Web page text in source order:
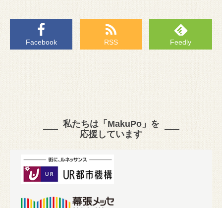
Facebook RSS Feedly
私たちは「MakuPo」を
応援しています